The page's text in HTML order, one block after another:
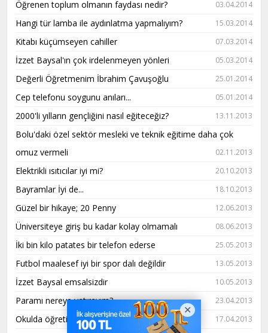
Öğrenen toplum olmanın faydası nedir? 03.04.2014
Hangi tür lamba ile aydınlatma yapmalıyım? 15.03.2014
Kitabı küçümseyen cahiller 07.03.2014
İzzet Baysal'ın çok irdelenmeyen yönleri 05.03.2014
Değerli Öğretmenim İbrahim Çavuşoğlu 25.01.2014
Cep telefonu soygunu anıları... 05.01.2014
2000'li yılların gençliğini nasıl eğiteceğiz? 13.11.2013
Bolu'daki özel sektör mesleki ve teknik eğitime daha çok
omuz vermeli
02.11.2013
Elektrikli ısıtıcılar iyi mi? 20.10.2013
Bayramlar İyi de... 18.10.2013
Güzel bir hikaye; 20 Penny 12.06.2013
Üniversiteye giriş bu kadar kolay olmamalı 08.06.2013
İki bin kilo patates bir telefon ederse 25.05.2013
Futbol maalesef iyi bir spor dalı değildir 13.05.2013
İzzet Baysal emsalsizdir 10.05.2013
Paramı nereye yatırayım? 23.04.2013
Okulda öğretilenlerin hayata katkısı ne kadardır? 17.04.2013